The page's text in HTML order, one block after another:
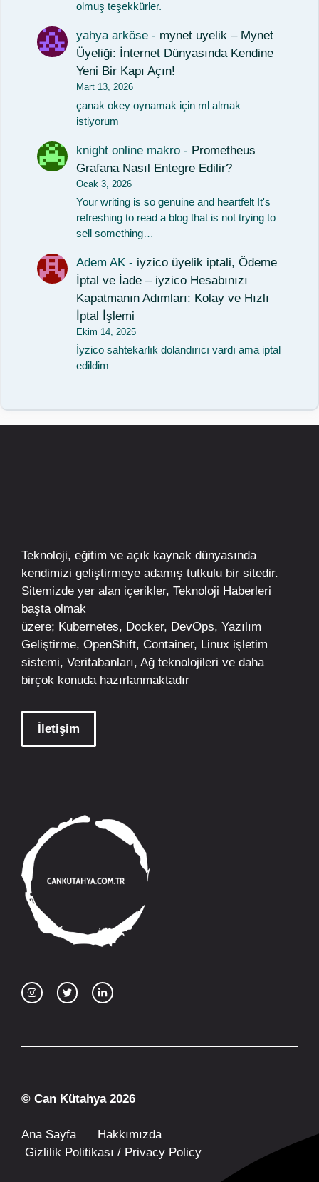
olmuş teşekkürler.
yahya arköse - mynet uyelik – Mynet
Üyeliği: İnternet Dünyasında Kendine
Yeni Bir Kapı Açın!
Mart 13, 2026
çanak okey oynamak için ml almak
istiyorum
knight online makro - Prometheus
Grafana Nasıl Entegre Edilir?
Ocak 3, 2026
Your writing is so genuine and heartfelt It's
refreshing to read a blog that is not trying to
sell something…
Adem AK - iyzico üyelik iptali, Ödeme
İptal ve İade – iyzico Hesabınızı
Kapatmanın Adımları: Kolay ve Hızlı
İptal İşlemi
Ekim 14, 2025
İyzico sahtekarlık dolandırıcı vardı ama iptal
edildim
Teknoloji, eğitim ve açık kaynak dünyasında
kendimizi geliştirmeye adamış tutkulu bir sitedir.
Sitemizde yer alan içerikler, Teknoloji Haberleri
başta olmak
üzere; Kubernetes, Docker, DevOps, Yazılım
Geliştirme, OpenShift, Container, Linux işletim
sistemi, Veritabanları, Ağ teknolojileri ve daha
birçok konuda hazırlanmaktadır
İletişim
© Can Kütahya 2026
Ana Sayfa
Hakkımızda
Gizlilik Politikası / Privacy Policy